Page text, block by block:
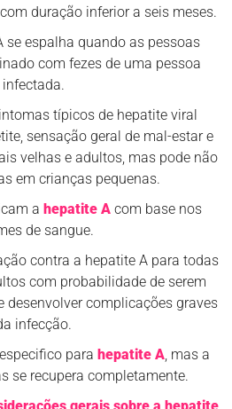
duração inferior a seis meses.
se espalha quando as pessoas
com fezes de uma pessoa
infectada.
típicos de hepatite viral
sensação geral de mal-estar e
velhas e adultos, mas pode não
em crianças pequenas.
a hepatite A com base nos
de sangue.
contra a hepatite A para todas
com probabilidade de serem
desenvolver complicações graves
infecção.
para hepatite A , mas a
se recupera completamente.
gerais sobre a hepatite